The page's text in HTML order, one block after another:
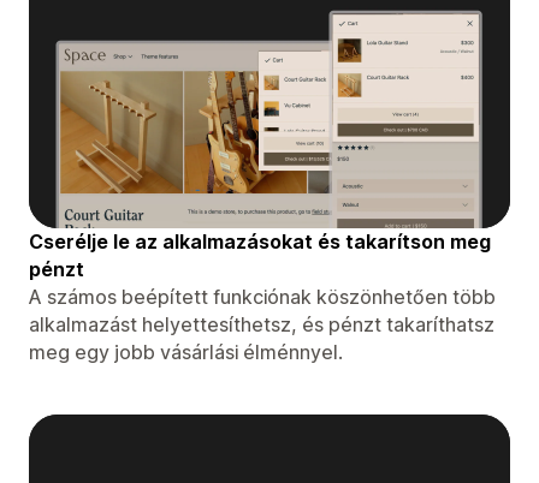
Cserélje le az alkalmazásokat és takarítson meg
pénzt
A számos beépített funkciónak köszönhetően több
alkalmazást helyettesíthetsz, és pénzt takaríthatsz
meg egy jobb vásárlási élménnyel.